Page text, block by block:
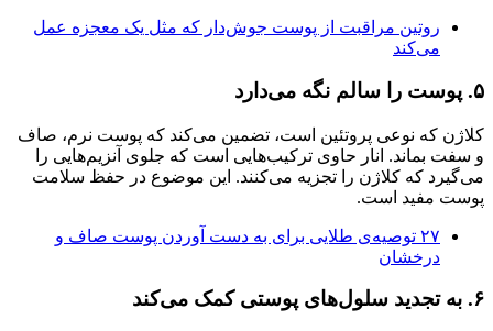
روتین مراقبت از پوست جوش‌دار که مثل یک معجزه عمل
می‌کند
۵. پوست را سالم نگه می‌دارد
کلاژن که نوعی پروتئین است، تضمین می‌کند که پوست نرم، صاف
و سفت بماند. انار حاوی ترکیب‌هایی است که جلوی آنزیم‌هایی را
می‌گیرد که کلاژن را تجزیه می‌کنند. این موضوع در حفظ سلامت
پوست مفید است.
۲۷ توصیه‌ی طلایی برای به دست آوردن پوست صاف و
درخشان
۶. به تجدید سلول‌های پوستی کمک می‌کند